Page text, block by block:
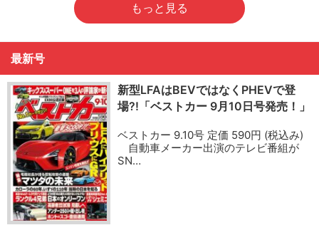
もっと見る
最新号
新型LFAはBEVではなくPHEVで登
場?!「ベストカー 9月10日号発売！」
ベストカー 9.10号 定価 590円 (税込み)
自動車メーカー出演のテレビ番組が
SN…